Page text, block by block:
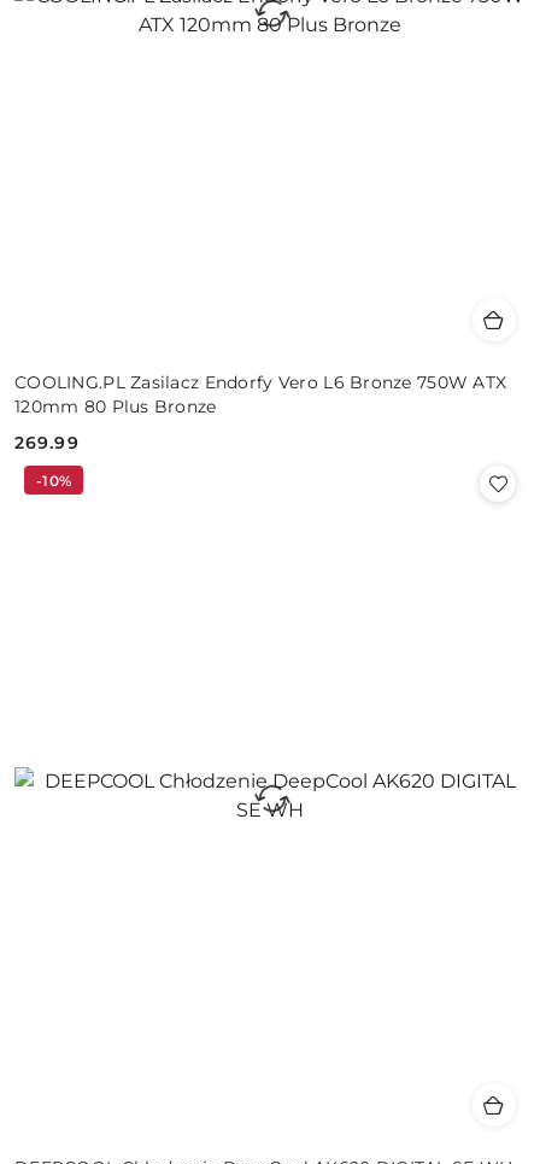
COOLING.PL Zasilacz Endorfy Vero L6 Bronze 750W ATX
120mm 80 Plus Bronze
Cena:
269.99
-10%